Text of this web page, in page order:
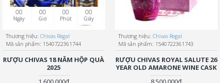
00
Ngày
00
Giờ
00
Phút
00
Giây
Thương hiệu: Chivas Regal
Mã sản phẩm: 1540722361744
RƯỢU CHIVAS 18 NĂM HỘP QUÀ
2025
Thương hiệu: Chivas Regal
Mã sản phẩm: 1540722361743
RƯỢU CHIVAS ROYAL SALUTE 26
YEAR OLD AMARONE WINE CASK